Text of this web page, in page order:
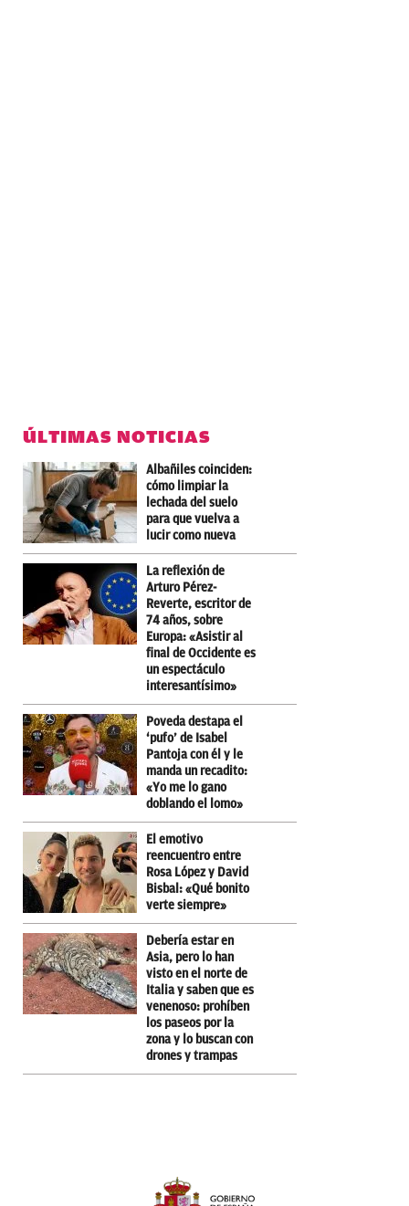
ÚLTIMAS NOTICIAS
Albañiles coinciden:
cómo limpiar la
lechada del suelo
para que vuelva a
lucir como nueva
La reflexión de
Arturo Pérez-
Reverte, escritor de
74 años, sobre
Europa: «Asistir al
final de Occidente es
un espectáculo
interesantísimo»
Poveda destapa el
‘pufo’ de Isabel
Pantoja con él y le
manda un recadito:
«Yo me lo gano
doblando el lomo»
El emotivo
reencuentro entre
Rosa López y David
Bisbal: «Qué bonito
verte siempre»
Debería estar en
Asia, pero lo han
visto en el norte de
Italia y saben que es
venenoso: prohíben
los paseos por la
zona y lo buscan con
drones y trampas